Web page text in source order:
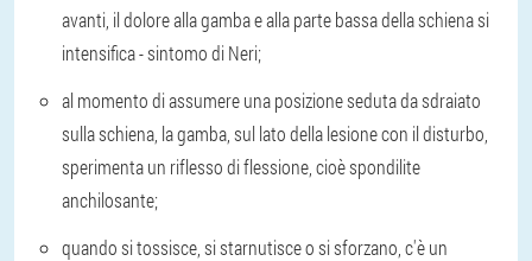
avanti, il dolore alla gamba e alla parte bassa della schiena si
intensifica - sintomo di Neri;
al momento di assumere una posizione seduta da sdraiato
sulla schiena, la gamba, sul lato della lesione con il disturbo,
sperimenta un riflesso di flessione, cioè spondilite
anchilosante;
quando si tossisce, si starnutisce o si sforzano, c'è un